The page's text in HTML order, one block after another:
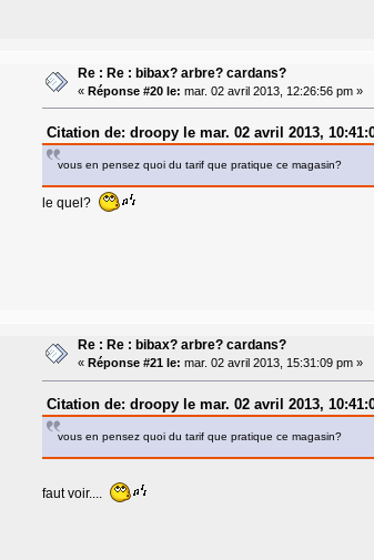
Re : Re : bibax? arbre? cardans?
« Réponse #20 le: mar. 02 avril 2013, 12:26:56 pm »
Citation de: droopy le mar. 02 avril 2013,
vous en pensez quoi du tarif que pratique ce magasin?
le quel?
Re : Re : bibax? arbre? cardans?
« Réponse #21 le: mar. 02 avril 2013, 15:31:09 pm »
Citation de: droopy le mar. 02 avril 2013,
vous en pensez quoi du tarif que pratique ce magasin?
faut voir....